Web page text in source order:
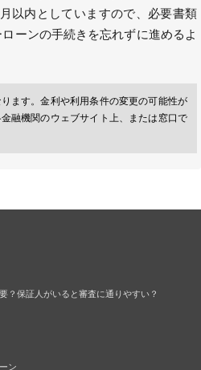
以内としていますので、必要書類
ーンの手続きを忘れずに進めるよ
ます。金利や利用条件の変更の可能性が
融機関のウェブサイト上、または窓口で
？保証人がいると審査に通りやすい？
ン